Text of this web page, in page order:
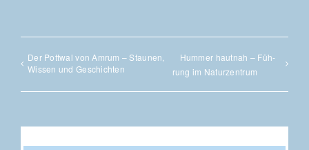
Der Pott­wal von Amrum – Stau­nen,
Wis­sen und Geschichten
Hum­mer haut­nah – Füh­
rung im Naturzentrum